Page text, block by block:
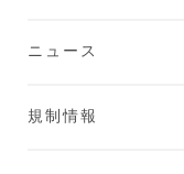
ニュース
規制情報